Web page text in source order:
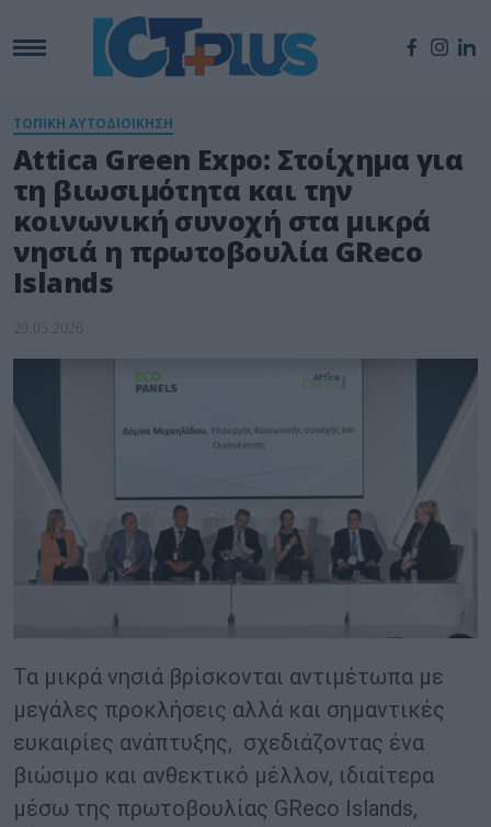
ΤΟΠΙΚΗ ΑΥΤΟΔΙΟΙΚΗΣΗ
Attica Green Expo: Στοίχημα για
τη βιωσιμότητα και την
κοινωνική συνοχή στα μικρά
νησιά η πρωτοβουλία GReco
Islands
29.05.2026
Τα μικρά νησιά βρίσκονται αντιμέτωπα με
μεγάλες προκλήσεις αλλά και σημαντικές
ευκαιρίες ανάπτυξης, σχεδιάζοντας ένα
βιώσιμο και ανθεκτικό μέλλον, ιδιαίτερα
μέσω της πρωτοβουλίας GReco Islands,